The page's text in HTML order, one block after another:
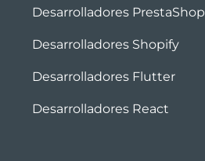
Desarrolladores PrestaShop
Desarrolladores Shopify
Desarrolladores Flutter
Desarrolladores React